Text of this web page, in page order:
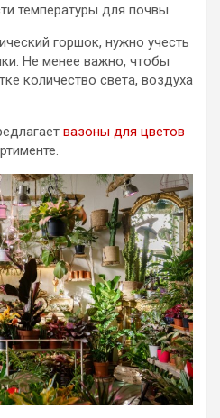
температуры для почвы.
горшок, нужно учесть
Не менее важно, чтобы
количество света, воздуха
вазоны для цветов